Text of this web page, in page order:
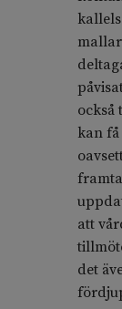
också
kan
att
det